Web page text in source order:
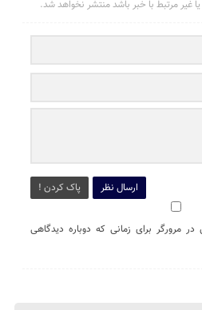
غیر مرتبط با خبر باشد منتشر نخواهد شد.
ارسال نظر پاک کردن !
مرورگر برای زمانی که دوباره دیدگاهی